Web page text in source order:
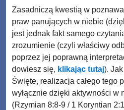
Zasadniczą kwestią w
praw panujących w niebie
jest jednak fakt samego
zrozumienie (czyli właściwy
poprzez jej poprawną
dowiesz się, klikając tutaj).
Święte, realizacja całego tego
wyłącznie dzięki aktywności w
(Rzymian 8:8-9 / 1 Koryntian